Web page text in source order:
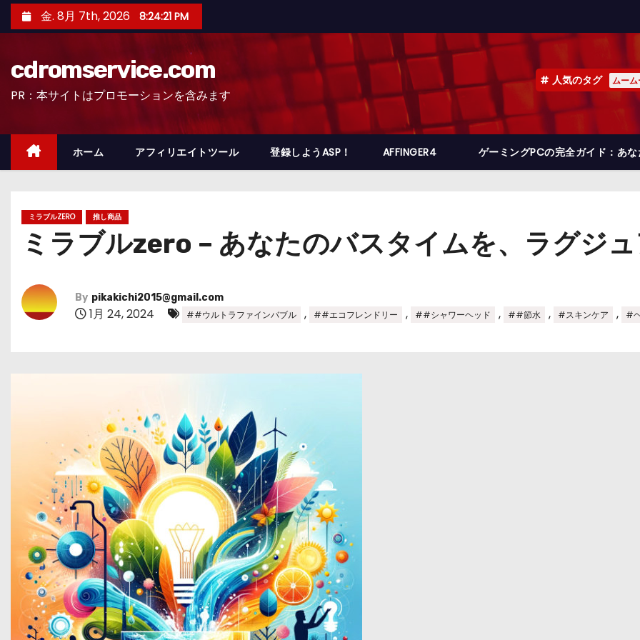
ン
ッ
金. 8月 7th, 2026 8:24:23 PM
cdromservice.com
PR：本サイトはプロモーションを含みます
人気のタグ ムー
ホーム アフィリエイトツール 登録しようASP！ AFFINGER4 ゲーミングPCの完全ガイド：あ
ミラブルZERO 推し商品
ミラブルzero – あなたのバスタイムを、ラグジ
By pikakichi2015@gmail.com
1月 24, 2024 ##ウルトラファインバブル , ##エコフレンドリー , ##シャワーヘッド , ##節水 , #スキンケア , #